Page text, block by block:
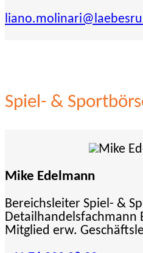
liano.molinari
Spiel- &
Mike Edelmann
Bereichsleiter Spiel- &
Detailhandelsfachmann
Mitglied erw.